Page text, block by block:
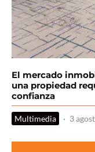
El mercado
una propiedad
confianza
Multimedia · 3